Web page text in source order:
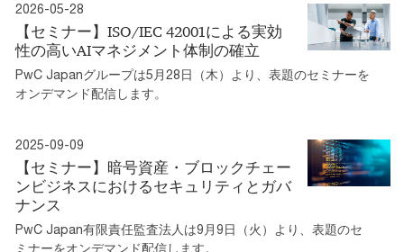
2026-05-28
【セミナー】ISO/IEC 42001による実効
性の高いAIマネジメント体制の確立
PwC Japanグループは5月28日（木）より、表題のセミナーを
オンデマンド配信します。
2025-09-09
【セミナー】暗号資産・ブロックチェー
ンビジネスにおけるセキュリティとガバ
ナンス
PwC Japan有限責任監査法人は9月9日（火）より、表題のセ
ミナーをオンデマンド配信します。